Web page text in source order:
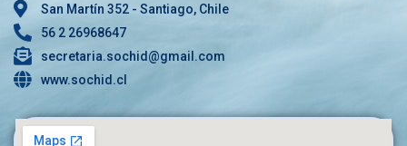
San Martín 352 - Santiago, Chile
56 2 26968647
secretaria.sochid@gmail.com
www.sochid.cl